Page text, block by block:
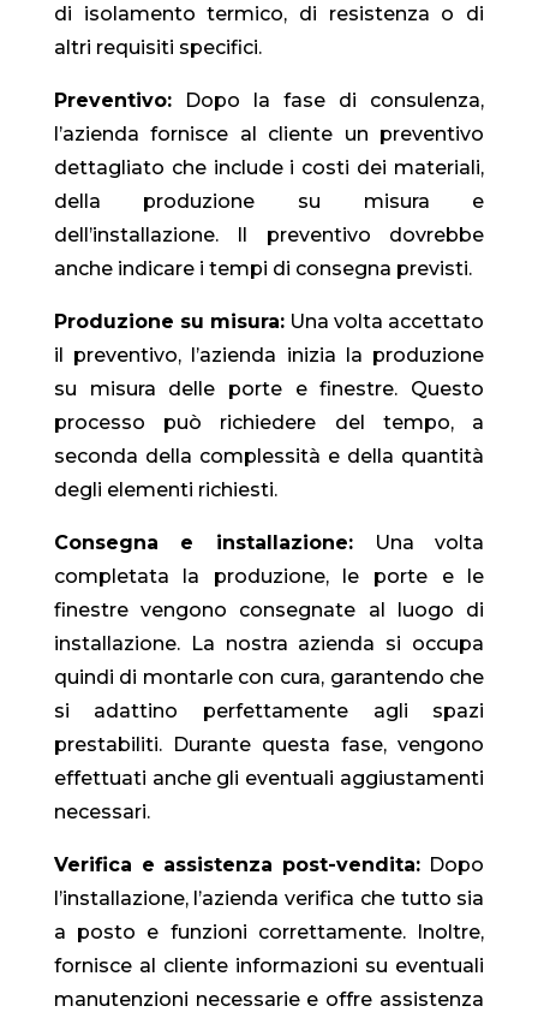
di isolamento termico, di resistenza o di
altri requisiti specifici.
Preventivo:Dopo la fase di consulenza,
l’azienda fornisce al cliente un preventivo
dettagliato che include i costi dei materiali,
della produzione su misura e
dell’installazione. Il preventivo dovrebbe
anche indicare i tempi di consegna previsti.
Produzione su misura:Una volta accettato
il preventivo, l’azienda inizia la produzione
su misura delle porte e finestre. Questo
processo può richiedere del tempo, a
seconda della complessità e della quantità
degli elementi richiesti.
Consegna e installazione: Una volta
completata la produzione, le porte e le
finestre vengono consegnate al luogo di
installazione. La nostra azienda si occupa
quindi di montarle con cura, garantendo che
si adattino perfettamente agli spazi
prestabiliti. Durante questa fase, vengono
effettuati anche gli eventuali aggiustamenti
necessari.
Verifica e assistenza post-vendita: Dopo
l’installazione, l’azienda verifica che tutto sia
a posto e funzioni correttamente. Inoltre,
fornisce al cliente informazioni su eventuali
manutenzioni necessarie e offre assistenza